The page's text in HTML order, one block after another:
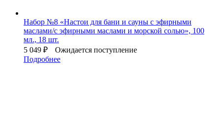
Набор №8 «Настои для бани и сауны с эфирными
маслами/с эфирными маслами и морской солью», 100
мл., 18 шт.
5 049 ₽
Ожидается поступление
Подробнее